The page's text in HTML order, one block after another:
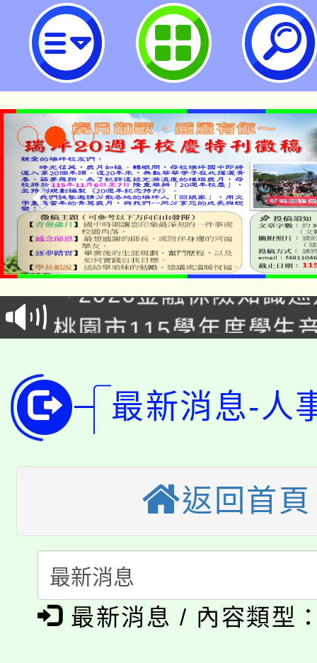
公告本校113學年度第1學期第7次
甄選結果-桃園市立瑞坪國民中學
公告本校115學年度第
代理(課)教師甄選結果(
「2026金融保險知識
車」活動
桃園市115學年度學生
代理(課)教師甄選結果(
公告本校115學年度第
代理(課)教師甄選結果(
轉知中國文化大學推廣
《TA101》溝通分析基
程，歡迎學生輔導中心
心理、諮商輔導、社會
系所師生報名參加。
轉知苗栗縣政府辦理
縣市「校園短影音徵
門員」簡章及活動海報
踴躍報名參加。
桃園市115學年度學生
要點
「桃園市補助參觀特色
展演活動實施計畫」
115年度「教育部表揚
義教育推展貢獻獎」
公告本校115學年度第
「2026金融保險知識
最新消息-人
返回首頁
最新消息 / 內容類型